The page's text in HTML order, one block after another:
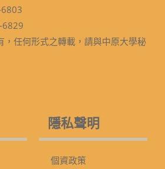
6829
任何形式之轉載，請與中原大學秘
隱私聲明
個資政策